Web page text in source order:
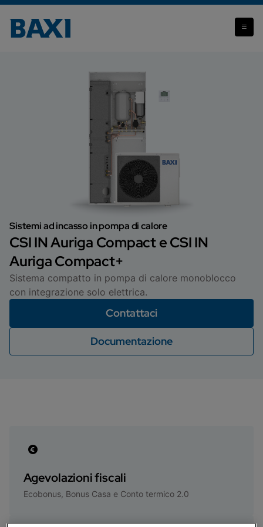
CSI IN Auriga Compact e CSI IN Auriga Compact+
Sistemi ad incasso in pompa di calore
CSI IN Auriga Compact e CSI IN
Auriga Compact+
Sistema compatto in pompa di calore monoblocco
con integrazione solo elettrica.
Contattaci
Documentazione
Agevolazioni fiscali
Ecobonus, Bonus Casa e Conto termico 2.0